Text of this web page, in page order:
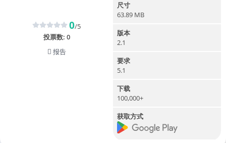
0/5
投票数: 0
报告
尺寸
63.89 MB
版本
2.1
要求
5.1
下载
100,000+
获取方式